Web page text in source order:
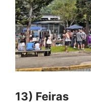
13) Feiras